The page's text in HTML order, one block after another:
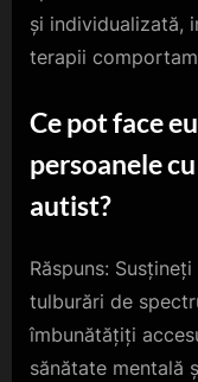
și individualizată,
terapii
Ce pot face
persoanele
autist?
Răspuns:
tulburări de
îmbunătățiți
sănătate mentală